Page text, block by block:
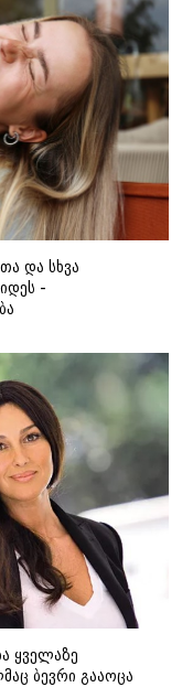
და სხვა
-
ყველაზე
ბევრი გააოცა